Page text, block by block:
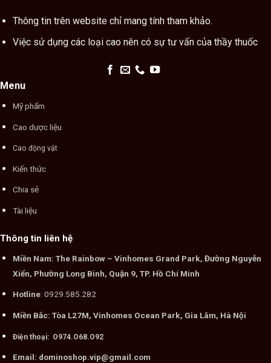
Thông tin trên website chỉ mang tính tham khảo.
Việc sử dụng các loại cao nên có sự tư vấn của thầy thuốc
Menu
Mỹ phẩm
Cao dược liệu
Cao động vật
Kiến thức
Chia sẻ
Tài liệu
Thông tin liên hệ
Miền Nam: The Rainbow – Vinhomes Grand Park, Đường Nguyễn
Xiển, Phường Long Bình, Quận 9, TP. Hồ Chí Minh
Hotline: 0929.585.282
Miền Bắc: Tòa L27M, Vinhomes Ocean Park, Gia Lâm, Hà Nội
Điện thoại: O974.O68.O92
Email: dominoshop.vip@gmail.com